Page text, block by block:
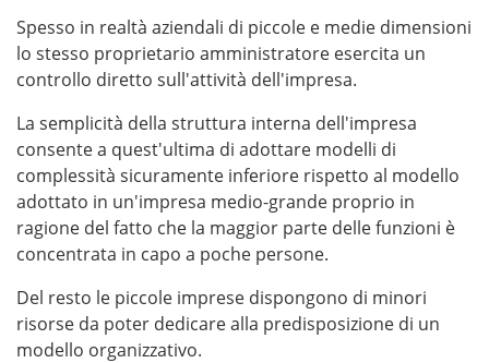
Spesso in realtà aziendali di piccole e medie dimensioni
lo stesso proprietario amministratore esercita un
controllo diretto sull'attività dell'impresa.
La semplicità della struttura interna dell'impresa
consente a quest'ultima di adottare modelli di
complessità sicuramente inferiore rispetto al modello
adottato in un'impresa medio-grande proprio in
ragione del fatto che la maggior parte delle funzioni è
concentrata in capo a poche persone.
Del resto le piccole imprese dispongono di minori
risorse da poter dedicare alla predisposizione di un
modello organizzativo.